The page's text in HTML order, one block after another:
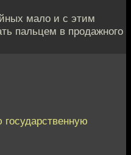
мало и с этим
пальцем в продажного